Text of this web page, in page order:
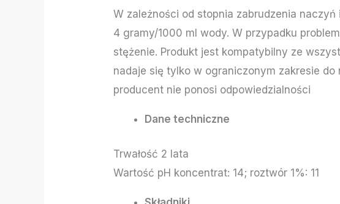
W zależności od stopnia zabrudzenia
4 gramy/1000 ml wody. W przypadku
stężenie. Produkt jest kompatybilny ze
nadaje się tylko w ograniczonym zakresie
producent nie ponosi odpowiedzialności
Dane techniczne
Trwałość 2 lata
Wartość pH koncentrat: 14; roztwór 1%: 11